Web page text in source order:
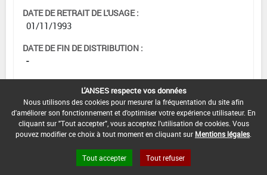
DATE DE RETRAIT DE L'USAGE :
01/11/1993
DATE DE FIN DE DISTRIBUTION :
-
DATE DE FIN D'UTILISATION :
L'ANSES respecte vos données
Nous utilisons des cookies pour mesurer la fréquentation du site afin
d'améliorer son fonctionnement et d'optimiser votre expérience utilisateur. En
cliquant sur "Tout accepter", vous acceptez l'utilisation de cookies. Vous
pouvez modifier ce choix à tout moment en cliquant sur Mentions légales
Tout accepter Tout refuser